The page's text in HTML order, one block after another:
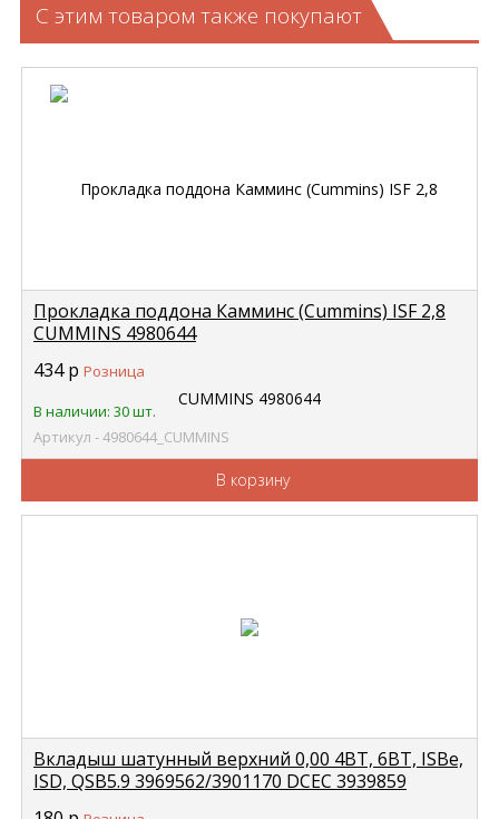
С этим товаром также покупают
Прокладка поддона Камминс (Cummins) ISF 2,8
CUMMINS 4980644
434р Розница
В наличии: 30 шт.
Артикул - 4980644_CUMMINS
В корзину
Вкладыш шатунный верхний 0,00 4BT, 6BT, ISBe,
ISD, QSB5.9 3969562/3901170 DCEC 3939859